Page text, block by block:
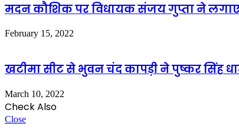
मदन कौशिक पर विधायक संजय गुप्ता ने
February 15, 2022
खटीमा सीट से भुवन चंद कापड़ी ने पुष्कर सिंह
March 10, 2022
Check Also
Close